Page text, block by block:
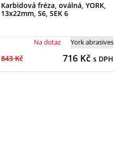
Karbidová fréza, oválná, YORK,
13x22mm, S6, SEK 6
York abrasives
Na dotaz
843 Kč 716Kč s DPH